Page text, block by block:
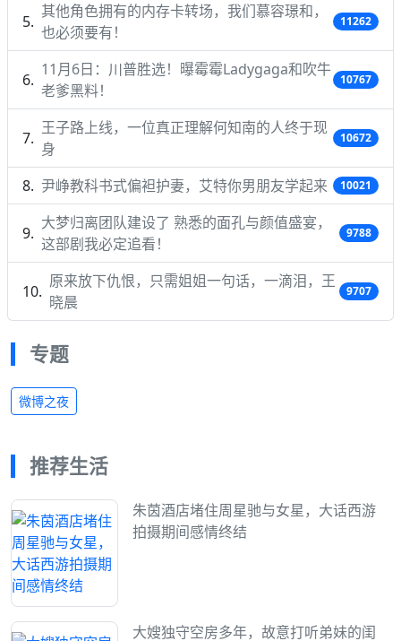
其他角色拥有的内存卡转场，我们慕容璟和，
也必须要有！
11262
11月6日：川普胜选！曝霉霉Ladygaga和吹牛
老爹黑料！
10767
王子路上线，一位真正理解何知南的人终于现
身
10672
尹峥教科书式偏袒护妻，艾特你男朋友学起来 10021
大梦归离团队建设了 熟悉的面孔与颜值盛宴，
这部剧我必定追看！
9788
原来放下仇恨，只需姐姐一句话，一滴泪，王
晓晨
9707
专题
微博之夜
推荐生活
朱茵酒店堵住周星驰与女星，大话西游
拍摄期间感情终结
大嫂独守空房多年，故意打听弟妹的闺